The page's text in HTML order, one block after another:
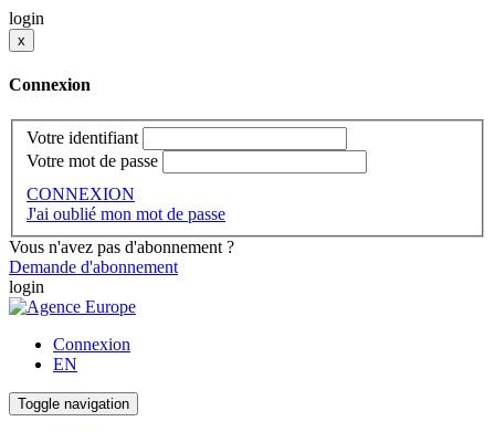
login
x
Connexion
Votre identifiant
Votre mot de passe
CONNEXION
J'ai oublié mon mot de passe
Vous n'avez pas d'abonnement ?
Demande d'abonnement
login
Connexion
EN
Toggle navigation